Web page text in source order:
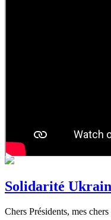
Solidarité
Chers Présidents, mes chers